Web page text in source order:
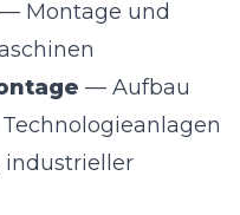
— Montage und
— Aufbau